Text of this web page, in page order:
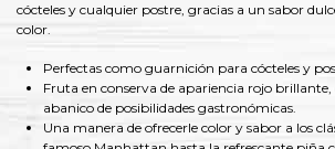
cócteles y cualquier postre, gracias a un sabor
color.
Perfectas como guarnición para cócteles y
Fruta en conserva de apariencia rojo brillante,
abanico de posibilidades gastronómicas.
Una manera de ofrecerle color y sabor a los